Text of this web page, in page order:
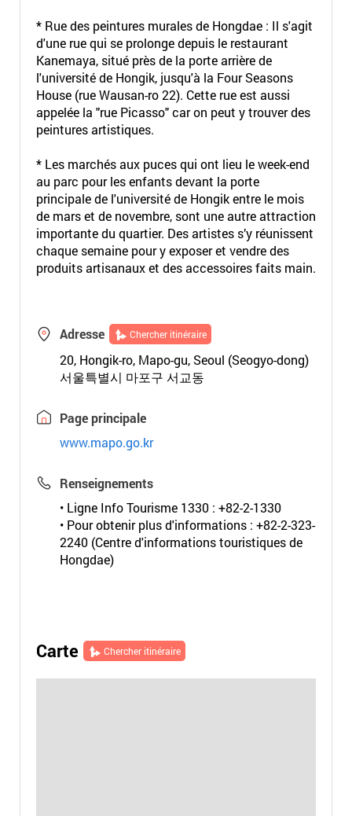
* Rue des peintures murales de Hongdae : Il s'agit
d'une rue qui se prolonge depuis le restaurant
Kanemaya, situé près de la porte arrière de
l'université de Hongik, jusqu'à la Four Seasons
House (rue Wausan-ro 22). Cette rue est aussi
appelée la "rue Picasso" car on peut y trouver des
peintures artistiques.
* Les marchés aux puces qui ont lieu le week-end
au parc pour les enfants devant la porte
principale de l'université de Hongik entre le mois
de mars et de novembre, sont une autre attraction
importante du quartier. Des artistes s’y réunissent
chaque semaine pour y exposer et vendre des
produits artisanaux et des accessoires faits main.
Adresse Chercher itinéraire
20, Hongik-ro, Mapo-gu, Seoul (Seogyo-dong)
서울특별시 마포구 서교동
Page principale
www.mapo.go.kr
Renseignements
• Ligne Info Tourisme 1330 : +82-2-1330
• Pour obtenir plus d'informations : +82-2-323-
2240 (Centre d'informations touristiques de
Hongdae)
Carte Chercher itinéraire